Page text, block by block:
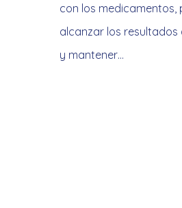
con los
alcanzar los resultados
y mantener…